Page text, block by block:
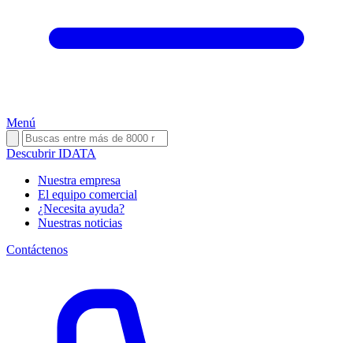
Menú
Descubrir IDATA
Nuestra empresa
El equipo comercial
¿Necesita ayuda?
Nuestras noticias
Contáctenos